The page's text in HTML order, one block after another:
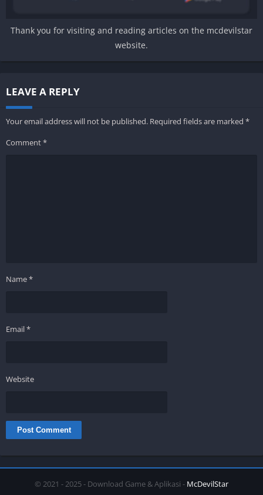
Thank you for visiting and reading articles on the mcdevilstar
website.
LEAVE A REPLY
Your email address will not be published. Required fields are marked *
Comment*
Name*
Email*
Website
© 2021 - 2025 - Download Game & Aplikasi - McDevilStar